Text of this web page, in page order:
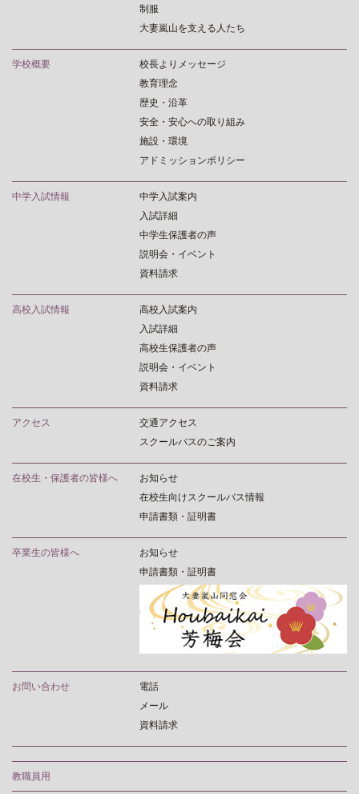
制服
大妻嵐山を支える人たち
学校概要
校長よりメッセージ
教育理念
歴史・沿革
安全・安心への取り組み
施設・環境
アドミッションポリシー
中学入試情報
中学入試案内
入試詳細
中学生保護者の声
説明会・イベント
資料請求
高校入試情報
高校入試案内
入試詳細
高校生保護者の声
説明会・イベント
資料請求
アクセス
交通アクセス
スクールバスのご案内
在校生・保護者の皆様へ
お知らせ
在校生向けスクールバス情報
申請書類・証明書
卒業生の皆様へ
お知らせ
申請書類・証明書
お問い合わせ
電話
メール
資料請求
教職員用